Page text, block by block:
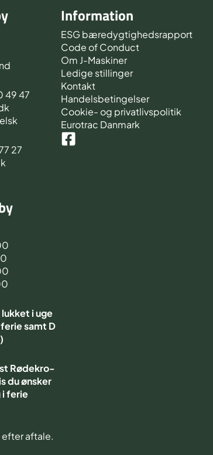
49 47
27
i uge
samt D
Rødekro-
du ønsker
i ferie
aftale.
Information
ESG bæredygtighedsrapport
Code of Conduct
Om J-Maskiner
Ledige stillinger
Kontakt
Handelsbetingelser
Cookie- og privatlivspolitik
Eurotrac Danmark